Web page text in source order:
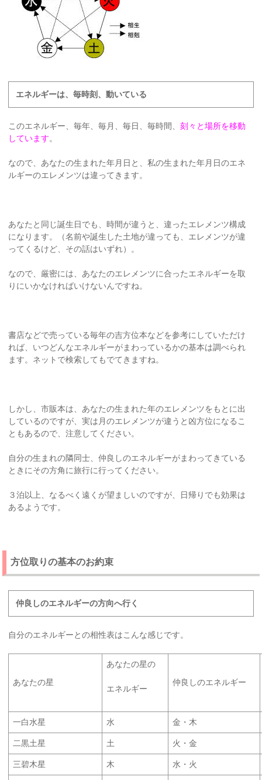
エネルギーは、毎時刻、動いている
このエネルギー、毎年、毎月、毎日、毎時間、刻々と場所を移動
しています。
なので、あなたの生まれた年月日と、私の生まれた年月日のエネ
ルギーのエレメンツは違ってきます。
あなたと同じ誕生日でも、時間が違うと、違ったエレメンツ構成
になります。（名前や誕生した土地が違っても、エレメンツが違
ってくるけど、その話はいずれ）。
なので、厳密には、あなたのエレメンツに合ったエネルギーを取
りにいかなければいけないんですね。
書店などで売っている毎年の吉方位本などを参考にしていただけ
れば、いつどんなエネルギーがまわっているかの基本は調べられ
ます。ネットで検索してもでてきますね。
しかし、市販本は、あなたの生まれた年のエレメンツをもとに出
しているのですが、実は月のエレメンツが違うと凶方位になるこ
ともあるので、注意してください。
自分の生まれの隣同士、仲良しのエネルギーがまわってきている
ときにその方角に旅行に行ってください。
３泊以上、なるべく遠くが望ましいのですが、日帰りでも効果は
あるようです。
方位取りの基本のお約束
仲良しのエネルギーの方向へ行く
自分のエネルギーとの相性表はこんな感じです。
あなたの星
あなたの星の
エネルギー
仲良しのエネルギー
一白水星 水 金・木
二黒土星 土 火・金
三碧木星 木 水・火